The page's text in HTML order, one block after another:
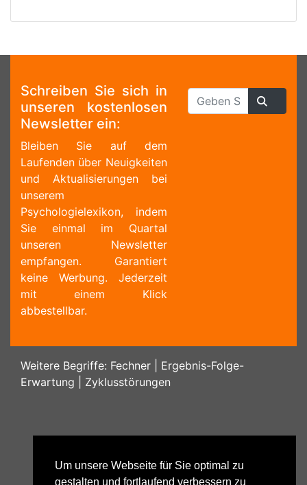
Um unsere Webseite für Sie optimal zu
gestalten und fortlaufend verbessern zu
Schreiben Sie sich in
unseren kostenlosen
Newsletter ein:
Bleiben Sie auf dem
Laufenden über Neuigkeiten
und Aktualisierungen bei
unserem
Psychologielexikon, indem
Sie einmal im Quartal
unseren Newsletter
empfangen. Garantiert
keine Werbung. Jederzeit
mit einem Klick
abbestellbar.
Weitere Begriffe: Fechner
Ergebnis-Folge-
Erwartung
Zyklusstörungen